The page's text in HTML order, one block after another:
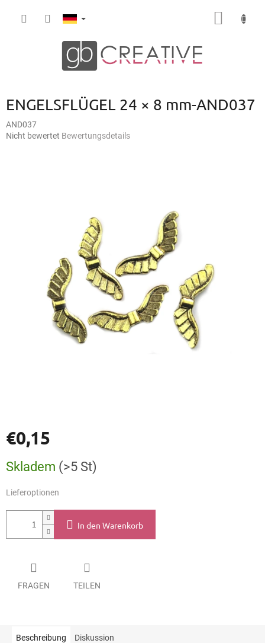
ENGELSFLÜGEL 24 × 8 mm-AND037
AND037
Die
Nicht bewertet Bewertungsdetails
€0,15
Skladem (>5 St)
Lieferoptionen
In den Warenkorb
FRAGEN TEILEN
Beschreibung Diskussion